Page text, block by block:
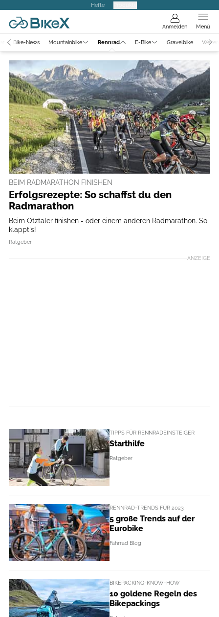
Hefte
Anmelden Menü
Bike-News Mountainbike Rennrad E-Bike Gravelbike
BEIM RADMARATHON FINISHEN
Erfolgsrezepte: So schaffst du den
Radmarathon
Beim Ötztaler finishen - oder einem anderen Radmarathon. So
klappt's!
Ratgeber
ANZEIGE
TIPPS FÜR RENNRADEINSTEIGER
Starthilfe
Ratgeber
RENNRAD-TRENDS FÜR 2023
5 große Trends auf der
Eurobike
Fahrrad Blog
BIKEPACKING-KNOW-HOW
10 goldene Regeln des
Bikepackings